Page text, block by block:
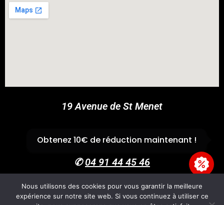
19 Avenue de St Menet
13011 Marseille
✆04 91 44 45 46
Accueil Boutique Panier Univers Cross
CGV
Obtenez 10€ de réduction maintenant !
Nous utilisons des cookies pour vous garantir la meilleure
expérience sur notre site web. Si vous continuez à utiliser ce